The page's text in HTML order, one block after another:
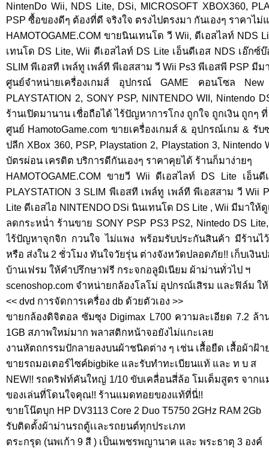
NintenDo Wii, NDS Lite, DSi, MICROSOFT XBOX360,
PSP ซื้อของดีๆ ต้องที่ดี จริงใจ ตรงไปตรงมา กันเองๆ ราคาไม่
HAMOTOGAME.COM ขายนินเทนโด วี Wii, ดีเอสไลท์ NDS
เทนโด DS Lite, Wii ดีเอสไลท์ DS Lite เอ็นดีเอส NDS เอ๊กซ์บ๊
SLIM พีเอสที เพล์ทู เพล์ที พีเอสสาม วี Wii Ps3 พีเอสพี PSP มี
ศูนย์จำหน่ายเครื่องเกมส์ อุปกรณ์ GAME คอนโซล
PLAYSTATION 2, SONY PSP, NINTENDO WII, Nintendo
ร้านเปิดมานาน เชื่อถือได้ ไร้ปัญหาการโกง ถูกใจ ถูกเงิน ถูกๆ ที่
ศูนย์ HamotoGame.com ขายเครื่องเกมส์ & อุปกรณ์เกม & รั
ปลีก XBox 360, PSP, Playstation 2, Playstation 3, Nintendo
บัตรผ่อน เครดิต บริการดีกันเองๆ ราคาคุยได้ ร้านก็มาง่ายๆ
HAMOTOGAME.COM ขายวี Wii ดีเอสไลท์ DS Lite เอ็น
PLAYSTATION 3 SLIM พีเอสที เพล์ทู เพล์ที พีเอสสาม วี Wii
Lite ดีเอสไอ NINTENDO DSi นินเทนโด DS Lite , Wii มีมาให้
ลดกระหน่ำ ร้านขาย SONY PSP PS3 PS2, Nintedo DS
ไร้ปัญหาจุกจิก กวนใจ ไม่แพง พร้อมรับประกันสินค้า มีร้านไว้
หรือ ส่งใน 2 ชั่วโมง ทันใจวัยรุ่น ต่างจังหวัดปลอดภัย!! เก็บเงิน
บ้านเฟรม ให้คำปรึกษาฟรี กระจกอลูมิเนียม ผ้าม่านทั่วไป ฯ
scenoshop.com จำหน่ายกล้องโลโม่ อุปกรณ์เสิรม และฟิล์ม
<< dvd การจัดการเครื่อง db ด้วยตัวเอง >>
ขายกล้องดิจิตอล ซัมซุง Digimax L700 ความละเอียด 7.2 ล้
1GB สภาพใหม่มาก พลาสติกหน้าจอยังไม่แกะเลย
งานหัตถกรรมปักลายลงบนผ้าชนิดต่าง ๆ เช่น เสื้อยืด เสื้อผ้าฝ้า
ขายรถมอเตอร์ไซค์bigbike และรับทำทะเบียนแท้ และ ท บ ส
NEW!! รถดริฟท์คันใหญ่ 1/10 ขับเคลื่อนสี่ล้อ โมเต็มสูตร จากแม
ของเล่นที่โดนใจคุณ!! ร้านแมดทอยของแท้ที่นี่!!
ขายโน๊ตบุก HP DV3113 Core 2 Duo T5750 2GHz RAM 2Gb
รับติดตั้งผ้าม่านรถตู้เเละรถยนต์ทุกประเภท
ตระกรุด (นพเก้า 9 สี ) เป็นเพชรพญานาค และ พระธาตุ 3 องค์